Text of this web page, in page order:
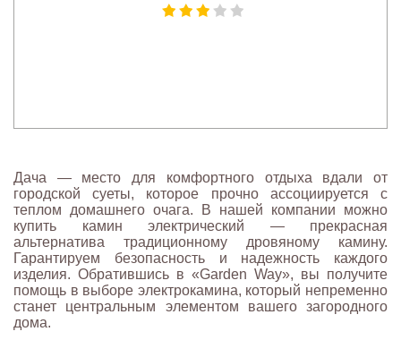
Дача — место для комфортного отдыха вдали от
городской суеты, которое прочно ассоциируется с
теплом домашнего очага. В нашей компании можно
купить камин электрический — прекрасная
альтернатива традиционному дровяному камину.
Гарантируем безопасность и надежность каждого
изделия. Обратившись в «Garden Way», вы получите
помощь в выборе электрокамина, который непременно
станет центральным элементом вашего загородного
дома.